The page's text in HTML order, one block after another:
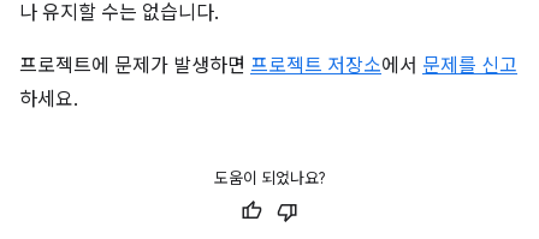
나 유지할 수는 없습니다.
프로젝트에 문제가 발생하면 프로젝트 저장소에서 문제를 신고
하세요.
도움이 되었나요?